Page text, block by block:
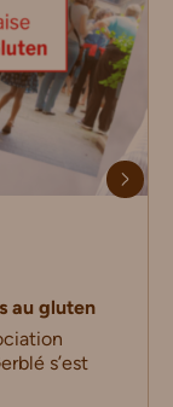
au gluten
s’est